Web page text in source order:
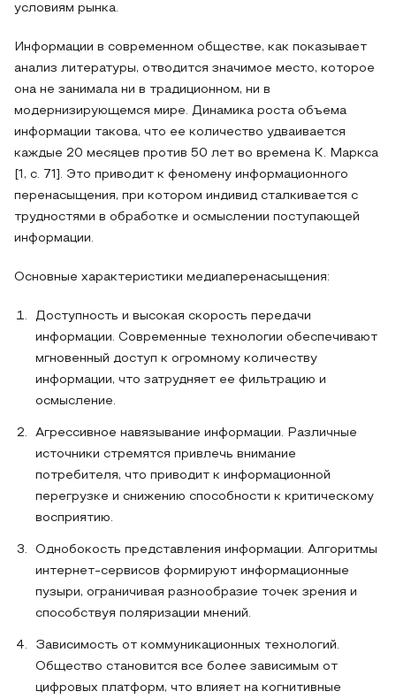
условиям рынка.
Информации в современном обществе, как показывает
анализ литературы, отводится значимое место, которое
она не занимала ни в традиционном, ни в
модернизирующемся мире. Динамика роста объема
информации такова, что ее количество удваивается
каждые 20 месяцев против 50 лет во времена К. Маркса
[1, с. 71]. Это приводит к феномену информационного
перенасыщения, при котором индивид сталкивается с
трудностями в обработке и осмыслении поступающей
информации.
Основные характеристики медиаперенасыщения:
Доступность и высокая скорость передачи
информации. Современные технологии обеспечивают
мгновенный доступ к огромному количеству
информации, что затрудняет ее фильтрацию и
осмысление.
Агрессивное навязывание информации. Различные
источники стремятся привлечь внимание
потребителя, что приводит к информационной
перегрузке и снижению способности к критическому
восприятию.
Однобокость представления информации. Алгоритмы
интернет-сервисов формируют информационные
пузыри, ограничивая разнообразие точек зрения и
способствуя поляризации мнений.
Зависимость от коммуникационных технологий.
Общество становится все более зависимым от
цифровых платформ, что влияет на когнитивные